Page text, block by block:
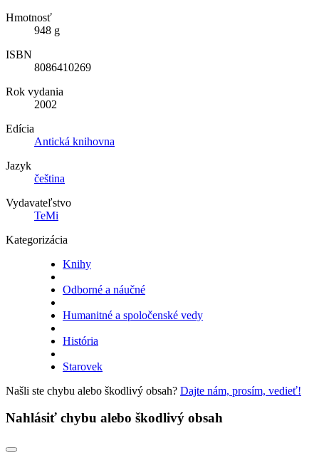
Hmotnosť
948 g
ISBN
8086410269
Rok vydania
2002
Edícia
Antická knihovna
Jazyk
čeština
Vydavateľstvo
TeMi
Kategorizácia
Knihy
Odborné a náučné
Humanitné a spoločenské vedy
História
Starovek
Našli ste chybu alebo škodlivý obsah? Dajte nám, prosím, vedieť!
Nahlásiť chybu alebo škodlivý obsah